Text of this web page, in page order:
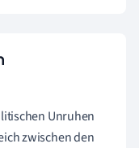
Unruhen
zwischen den